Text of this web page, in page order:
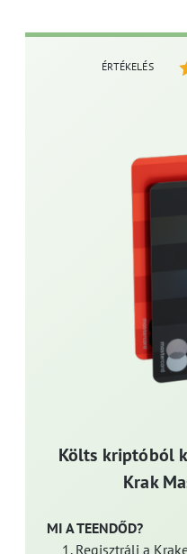
Költs kriptóból
Krak
MI A TEENDŐD?
Regisztrálj a
ÉRTÉKELÉS